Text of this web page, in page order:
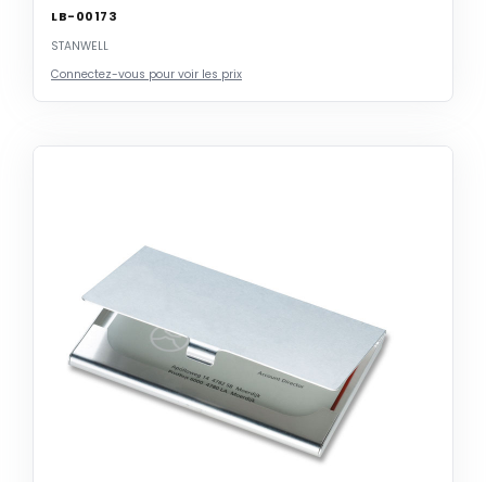
LB-00173
STANWELL
Connectez-vous pour voir les prix